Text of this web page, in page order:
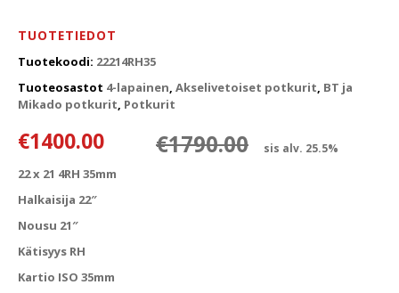
TUOTETIEDOT
Tuotekoodi: 22214RH35
Tuoteosastot 4-lapainen, Akselivetoiset potkurit, BT ja
Mikado potkurit, Potkurit
€1790.00
€1400.00 Nykyinen
sis alv. 25.5%
22 x 21 4RH 35mm
Halkaisija 22″
Nousu 21″
Kätisyys RH
Kartio ISO 35mm